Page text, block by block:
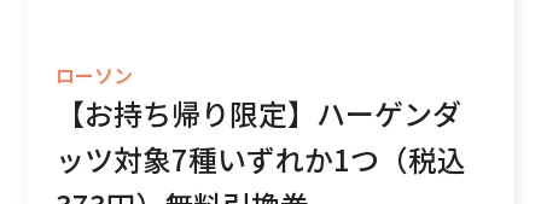
ローソン
【お持ち帰り限定】ハーゲンダ
ッツ対象7種いずれか1つ（税込